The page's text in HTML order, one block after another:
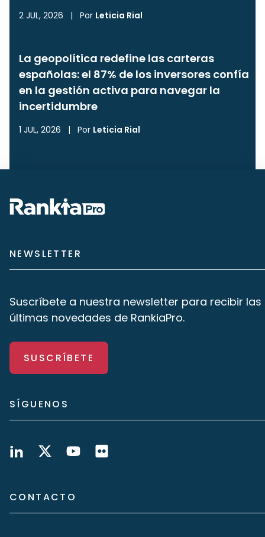
2 JUL, 2026 | Por Leticia Rial
La geopolítica redefine las carteras
españolas: el 87% de los inversores confía
en la gestión activa para navegar la
incertidumbre
1 JUL, 2026 | Por Leticia Rial
NEWSLETTER
Suscríbete a nuestra newsletter para recibir las
últimas novedades de RankiaPro.
SUSCRÍBETE
SÍGUENOS
CONTACTO